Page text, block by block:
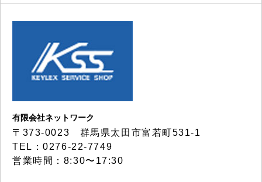
有限会社ネットワーク
〒373-0023 群馬県太田市富若町531-1
TEL：0276-22-7749
営業時間：8:30〜17:30